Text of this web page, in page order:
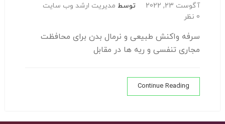
آگوست 23, 2022 توسط مدیریت ارشد وب سایت
0 نظر
سرفه واکنش طبیعی و نرمال بدن برای محافظت
مجاری تنفسی و ریه ها در مقابل
Continue Reading